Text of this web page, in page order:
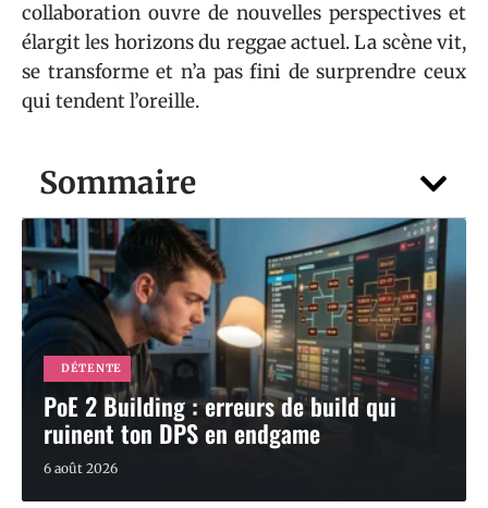
Sommaire
DÉTENTE
PoE 2 Building : erreurs de build qui
ruinent ton DPS en endgame
6 août 2026
collaboration ouvre de nouvelles perspectives et
élargit les horizons du reggae actuel. La scène vit,
se transforme et n’a pas fini de surprendre ceux
qui tendent l’oreille.